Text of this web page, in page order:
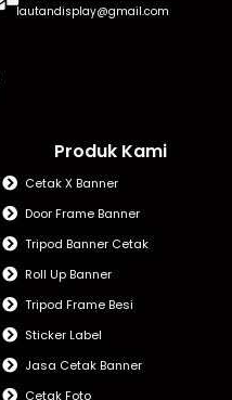
lautandisplay@gmail.com
Produk Kami
Cetak X Banner
Door Frame Banner
Tripod Banner Cetak
Roll Up Banner
Tripod Frame Besi
Sticker Label
Jasa Cetak Banner
Cetak Foto